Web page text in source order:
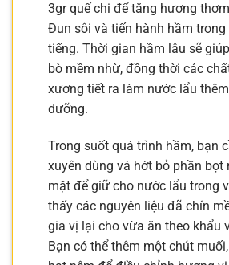
3gr quế chi để tăng hương
Đun sôi và tiến hành hầm
tiếng. Thời gian hầm lâu sẽ
bò mềm nhừ, đồng thời các
xương tiết ra làm nước lẩu
dưỡng.
Trong suốt quá trình hầm, bạn
xuyên dùng vá hớt bỏ phần bọt
mặt để giữ cho nước lẩu trong
thấy các nguyên liệu đã chín
gia vị lại cho vừa ăn theo khẩu
Bạn có thể thêm một chút